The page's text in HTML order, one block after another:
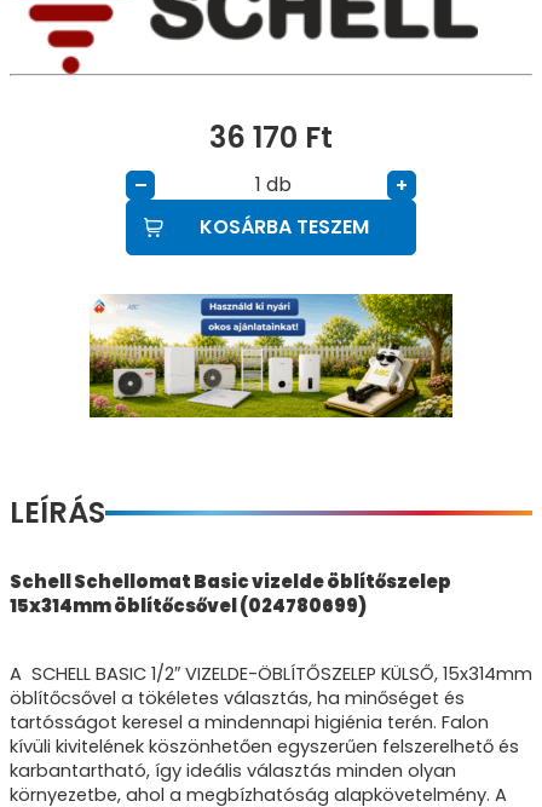
36 170 Ft
– db
+
KOSÁRBA TESZEM
LEÍRÁS
Schell Schellomat Basic vizelde öblítőszelep
15x314mm öblítőcsővel (024780699)
A SCHELL BASIC 1/2″ VIZELDE-ÖBLÍTŐSZELEP KÜLSŐ, 15x314mm
öblítőcsővel a tökéletes választás, ha minőséget és
tartósságot keresel a mindennapi higiénia terén. Falon
kívüli kivitelének köszönhetően egyszerűen felszerelhető és
karbantartható, így ideális választás minden olyan
környezetbe, ahol a megbízhatóság alapkövetelmény. A